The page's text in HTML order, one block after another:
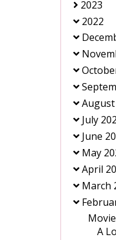
2023
2022
August
July
June
May
April
March
A